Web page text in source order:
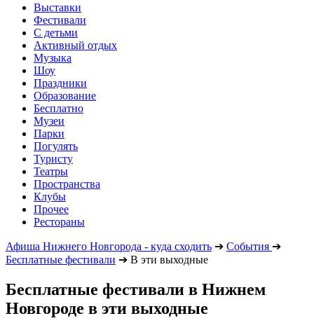
Выставки
Фестивали
С детьми
Активный отдых
Музыка
Шоу
Праздники
Образование
Бесплатно
Музеи
Парки
Погулять
Туристу
Театры
Пространства
Клубы
Прочее
Рестораны
Афиша Нижнего Новгорода - куда сходить ➔ События ➔
Бесплатные фестивали ➔ В эти выходные
Бесплатные фестивали в Нижнем
Новгороде в эти выходные